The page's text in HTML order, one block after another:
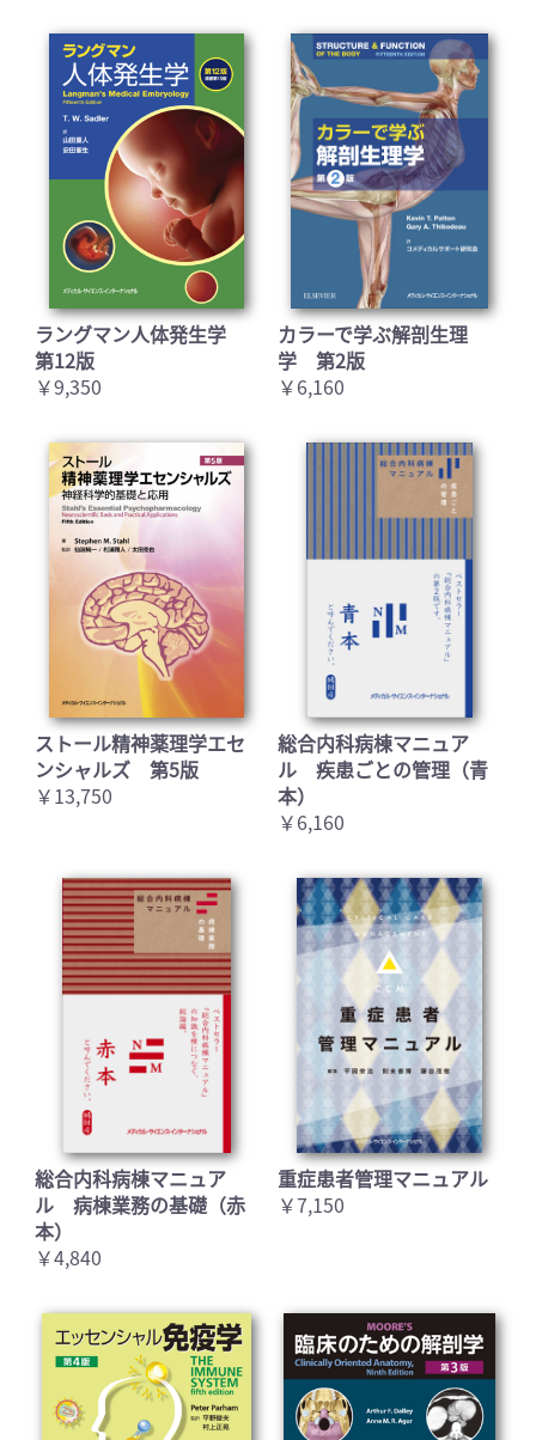
お買い物を続ける カートへ進む
ラングマン人体発生学
第12版
￥9,350
カラーで学ぶ解剖生理
学 第2版
￥6,160
ストール精神薬理学エセ
ンシャルズ 第5版
￥13,750
総合内科病棟マニュア
ル 疾患ごとの管理（青
本）
￥6,160
総合内科病棟マニュア
ル 病棟業務の基礎（赤
本）
￥4,840
重症患者管理マニュアル
￥7,150